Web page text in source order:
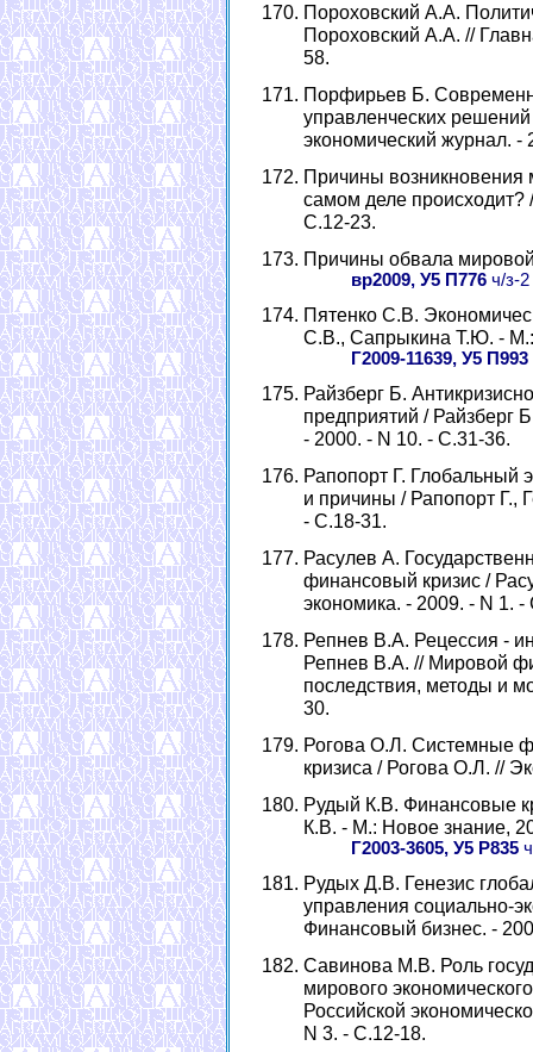
Пороховский А.А.
Пороховский А.А. //
58.
Порфирьев Б.
управленческих
экономический журнал. -
Причины возникновения
самом деле происходит?
С.12-23.
Причины обвала
вр2009, У5 П776ч/з-2
Пятенко С.В.
С.В., Сапрыкина Т.Ю. - М.:
Г2009-11639, У5 П993
Райзберг Б.
предприятий / Райзберг
- 2000. - N 10. - С.31-36.
Рапопорт Г. Глобальный
и причины / Рапопорт Г.,
- С.18-31.
Расулев А.
финансовый кризис /
экономика. - 2009. - N 1. -
Репнев В.А. Рецессия -
Репнев В.А. // Мировой
последствия, методы и
30.
Рогова О.Л. Системные
кризиса / Рогова О.Л. //
Рудый К.В. Финансовые
К.В. - М.: Новое знание,
Г2003-3605, У5 Р835
Рудых Д.В. Генезис
управления социально-
Финансовый бизнес. -
Савинова М.В. Роль
мирового
Российской
N 3. - С.12-18.